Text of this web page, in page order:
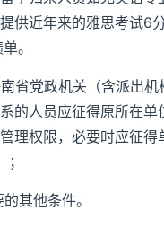
供近年来的雅思考试6
。
省党政机关（含派出机
的人员应征得原所在单
理权限，必要时应征得
其他条件。